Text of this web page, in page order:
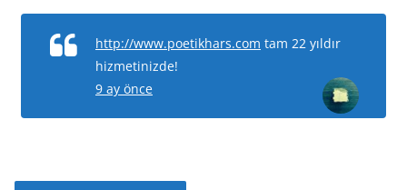
http://www.poetikhars.com tam 22 yıldır
hizmetinizde!
9 ay önce